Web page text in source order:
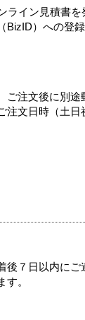
イン見積書を
）への登録
注文後に別途
文日時（土
後７日以内に
。